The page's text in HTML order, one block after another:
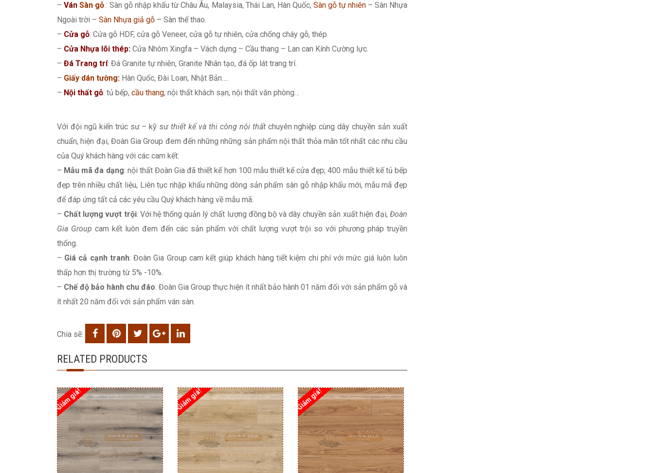
–VánSàn gỗ : Sàn gỗ nhập khẩu từ Châu Âu, Malaysia, Thái Lan, Hàn Quốc, Sàn gỗ tự nhiên– Sàn Nhựa
Ngoài trời – Sàn Nhựa giả gỗ – Sàn thể thao.
– Cửa gỗ: Cửa gỗ HDF, cửa gỗ Veneer, cửa gỗ tự nhiên, cửa chống cháy gỗ, thép
– Cửa Nhựa lõi thép: Cửa Nhôm Xingfa – Vách dựng – Cầu thang – Lan can Kính Cường lực.
– Đá Trang trí: Đá Granite tự nhiên, Granite Nhân tạo, đá ốp lát trang trí.
– Giấy dán tường: Hàn Quốc, Đài Loan, Nhật Bản….
– Nội thất gỗ: tủ bếp, cầu thang, nội thất khách sạn, nội thất văn phòng…
Với đội ngũ kiến trúc sư – kỹ sưthiết kế và thi công nội thấtchuyên nghiệp cùng dây chuyền sản xuất
chuẩn, hiện đại, Đoàn Gia Group đem đến những những sản phẩm nội thất thỏa mãn tốt nhất các nhu cầu
của Quý khách hàng với các cam kết:
– Mẫu mã đa dạng: nội thất Đoàn Gia đã thiết kế hơn 100 mẫu thiết kế cửa đẹp; 400 mẫu thiết kế tủ bếp
đẹp trên nhiều chất liệu, Liên tục nhập khẩu những dòng sản phẩm sàn gỗ nhập khẩu mới, mẫu mã đẹp
để đáp ứng tất cả các yêu cầu Quý khách hàng về mẫu mã.
– Chất lượng vượt trội: Với hệ thống quản lý chất lượng đồng bộ và dây chuyền sản xuất hiện đại,Đoàn
Gia Group cam kết luôn đem đến các sản phẩm với chất lượng vượt trội so với phương pháp truyền
thống.
– Giá cả cạnh tranh: Đoàn Gia Group cam kết giúp khách hàng tiết kiệm chi phí với mức giá luôn luôn
thấp hơn thị trường từ 5% -10%.
– Chế độ bảo hành chu đáo: Đoàn Gia Group thực hiện ít nhất bảo hành 01 năm đối với sản phẩm gỗ và
ít nhất 20 năm đối với sản phẩm ván sàn.
Chia sẽ:
RELATED PRODUCTS
Giảm giá! Giảm giá! Giảm giá!